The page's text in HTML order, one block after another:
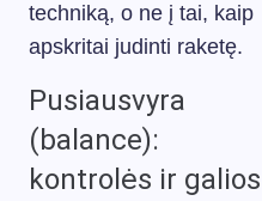
techniką, o ne į tai, kaip
apskritai judinti raketę.
Pusiausvyra
(balance):
kontrolės ir galios